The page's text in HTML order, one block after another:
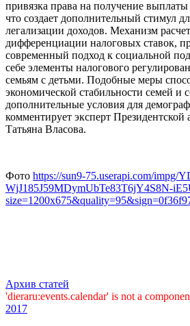
привязка права на получение
что создает дополнительный стимул
легализации доходов. Механизм
дифференциации налоговых ставок,
современный подход к социальной
себе элементы налогового
семьям с детьми. Подобные меры
экономической стабильности семей и
дополнительные условия для
комментирует эксперт
Татьяна Власова.
Фото https://sun9-75.userapi.com/impg/
WjJ185J59MDymUbTe83T6jY4S8N-
Архив статей
'dieraru:events.calendar' is not a
2017